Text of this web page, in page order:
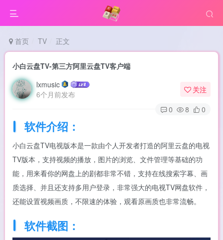
首页 TV 正文
小白云盘TV-第三方阿里云盘TV客户端
lxmusic
6个月前发布
关注
0
8 0
软件介绍：
小白云盘TV电视版本是一款由个人开发者打造的阿里云盘的电视
TV版本，支持视频的播放，图片的浏览、文件管理等基础的功
能，用来看你的网盘上的剧都非常不错，支持在线搜索字幕、画
质选择、并且还支持多用户登录，非常强大的电视TV网盘软件，
还能设置视频画质，不限速的体验，观看原画质也非常流畅。
软件截图：